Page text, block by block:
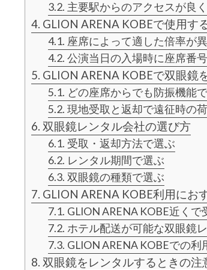
主要駅からのアクセスが良
GLION ARENA KOBEで使用す
座席によって適した倍率が
公演当日の入場時に座席番
GLION ARENA KOBEで双眼鏡
どの座席からでも防振機能
現地受取と返却で遠征時の
双眼鏡レンタル会社の選び方
受取・返却方法で選ぶ
レンタル期間で選ぶ
双眼鏡の種類で選ぶ
GLION ARENA KOBE利用にお
GLION ARENA KOBE近く
ホテル配送が可能な双眼鏡
GLION ARENA KOBEでの
双眼鏡をレンタルするときの注